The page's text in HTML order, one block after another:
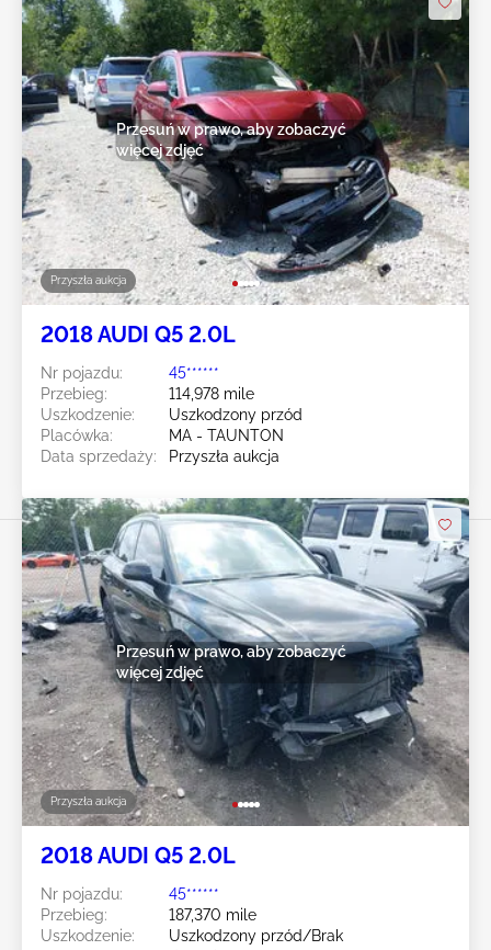
Przyszła aukcja
Przesuń w prawo, aby zobaczyć
więcej zdjęć
2018 AUDI Q5 2.0L
Nr pojazdu:
45******
Przebieg:
114,978 mile
Uszkodzenie:
Uszkodzony przód
Placówka:
MA - TAUNTON
Data sprzedaży:
Przyszła aukcja
Przyszła aukcja
Przesuń w prawo, aby zobaczyć
więcej zdjęć
2018 AUDI Q5 2.0L
Nr pojazdu:
45******
Przebieg:
187,370 mile
Uszkodzenie:
Uszkodzony przód/Brak